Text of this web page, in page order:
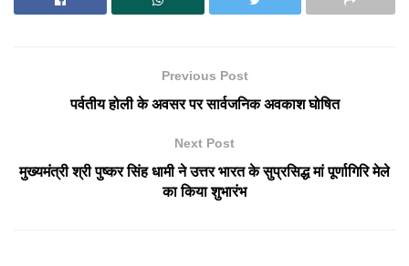
Previous Post
पर्वतीय होली के अवसर पर सार्वजनिक अवकाश घोषित
Next Post
मुख्यमंत्री श्री पुष्कर सिंह धामी ने उत्तर भारत के सुप्रसिद्ध मां पूर्णागिरि मेले
का किया शुभारंभ